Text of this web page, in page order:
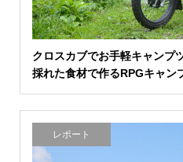
クロスカブでお手軽キャンプ
採れた食材で作るRPGキャン
レポート